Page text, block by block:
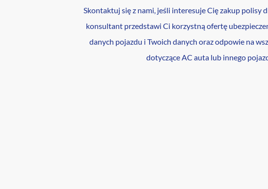
Skontaktuj się z nami, jeśli interesuje Cię zakup polisy
konsultant przedstawi Ci korzystną ofertę
danych pojazdu i Twoich danych oraz odpowie na
dotyczące AC auta lub innego